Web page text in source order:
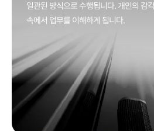
일관된 방식으로 수행됩니다. 개인의 감
속에서 업무를 이해하게 됩니다.